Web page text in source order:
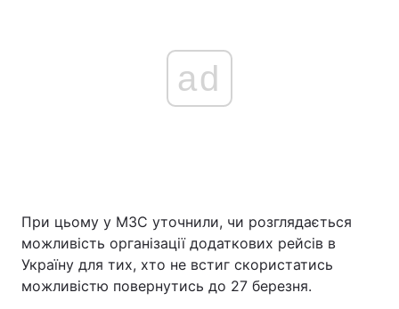
ad
При цьому у МЗС уточнили, чи розглядається
можливість організації додаткових рейсів в
Україну для тих, хто не встиг скористатись
можливістю повернутись до 27 березня.